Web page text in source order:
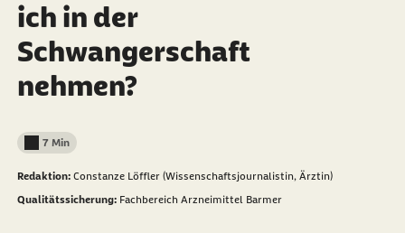
ich in der
Schwangerschaft
nehmen?
Lesedauer weniger als
7 Min
Redaktion: Constanze Löffler (Wissenschaftsjournalistin, Ärztin)
Qualitätssicherung: Fachbereich Arzneimittel Barmer